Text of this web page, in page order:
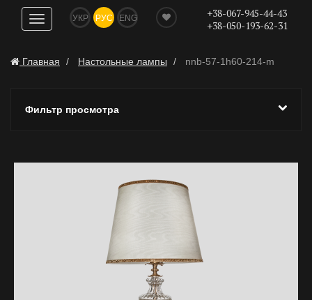
Показать
навигацию
УКР РУС ENG
+38-067-945-44-43
+38-050-193-62-31
Главная Настольные лампы nnb-57-1h60-214-m
Фильтр просмотра